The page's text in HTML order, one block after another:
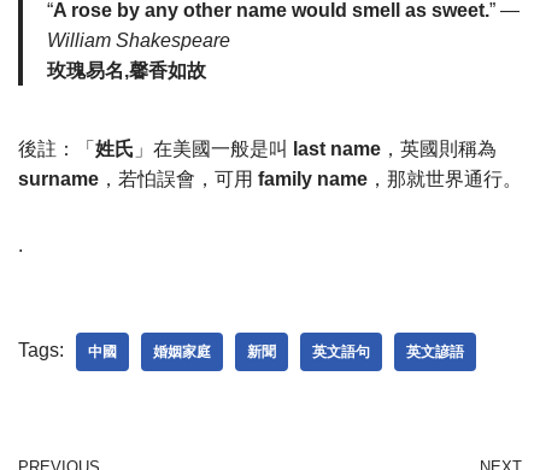
“A rose by any other name would smell as sweet.” —
William Shakespeare
玫瑰易名,馨香如故
後註：「 姓氏 」在美國一般是叫 last name ，英國則稱為
surname ，若怕誤會，可用 family name ，那就世界通行。
.
Tags: 中國 婚姻家庭 新聞 英文語句 英文諺語